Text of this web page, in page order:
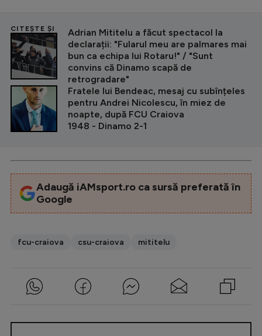
CITEȘTE ȘI
Adrian Mititelu a făcut spectacol la
declarații: "Fularul meu are palmares mai
bun ca echipa lui Rotaru!" / "Sunt
convins că Dinamo scapă de
retrogradare"
Fratele lui Bendeac, mesaj cu subînțeles
pentru Andrei Nicolescu, în miez de
noapte, după FCU Craiova
1948 - Dinamo 2-1
Adaugă iAMsport.ro ca sursă preferată în
Google
fcu-craiova csu-craiova mititelu